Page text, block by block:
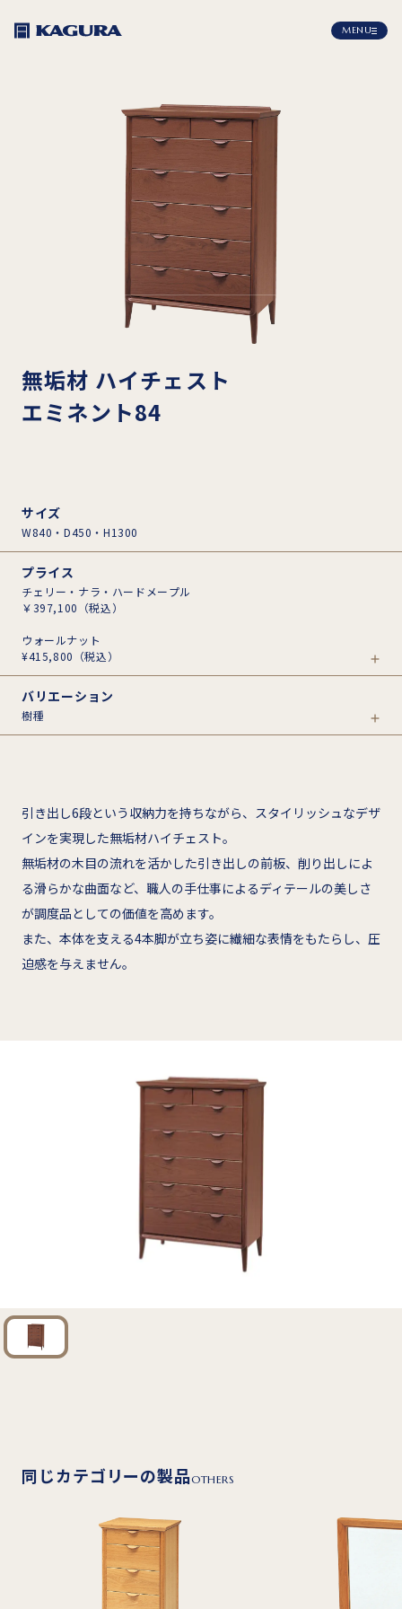
MENU
無垢材 ハイチェスト
エミネント84
サイズ
W840・D450・H1300
プライス
チェリー・ナラ・ハードメープル
￥397,100 （税込）
ウォールナット
¥415,800 （税込）
バリエーション
樹種
引き出し6段という収納力を持ちながら、スタイリッシュなデザ
インを実現した無垢材ハイチェスト。
無垢材の木目の流れを活かした引き出しの前板、削り出しによ
る滑らかな曲面など、職人の手仕事によるディテールの美しさ
が調度品としての価値を高めます。
また、本体を支える4本脚が立ち姿に繊細な表情をもたらし、圧
迫感を与えません。
同じカテゴリーの製品OTHERS